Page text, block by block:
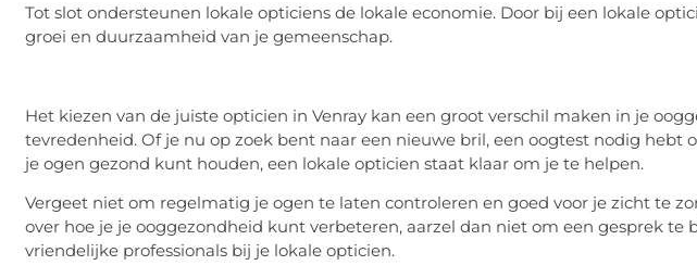
Tot slot ondersteunen lokale opticiens de lokale economie. Door bij een lokale
groei en duurzaamheid van je gemeenschap.
Het kiezen van de juiste opticien in Venray kan een groot verschil maken in je
tevredenheid. Of je nu op zoek bent naar een nieuwe bril, een oogtest nodig hebt
je ogen gezond kunt houden, een lokale opticien staat klaar om je te helpen.
Vergeet niet om regelmatig je ogen te laten controleren en goed voor je zicht te
over hoe je je ooggezondheid kunt verbeteren, aarzel dan niet om een gesprek te
vriendelijke professionals bij je lokale opticien.